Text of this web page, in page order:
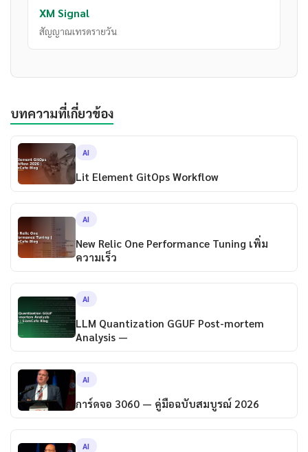
XM Signal
สัญญาณเทรดรายวัน
บทความที่เกี่ยวข้อง
AI
Lit Element GitOps Workflow
AI
New Relic One Performance Tuning เพิ่ม
ความเร็ว
AI
LLM Quantization GGUF Post-mortem
Analysis —
AI
การ์ดจอ 3060 — คู่มือฉบับสมบูรณ์ 2026
AI